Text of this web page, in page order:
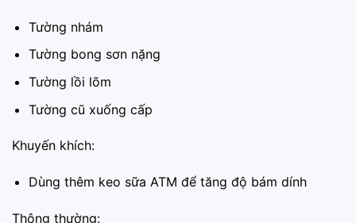
Tường nhám
Tường bong sơn nặng
Tường lồi lõm
Tường cũ xuống cấp
Khuyến khích:
Dùng thêm keo sữa ATM để tăng độ bám dính
Thông thường: